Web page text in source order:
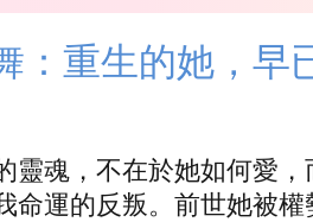
：重生的她，早
靈魂，不在於她如何愛，
命運的反叛。前世她被